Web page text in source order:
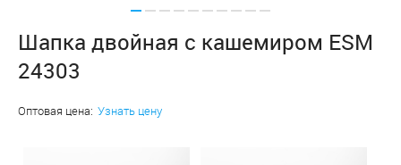
Шапка двойная с кашемиром ESM
24303
Оптовая цена: Узнать цену